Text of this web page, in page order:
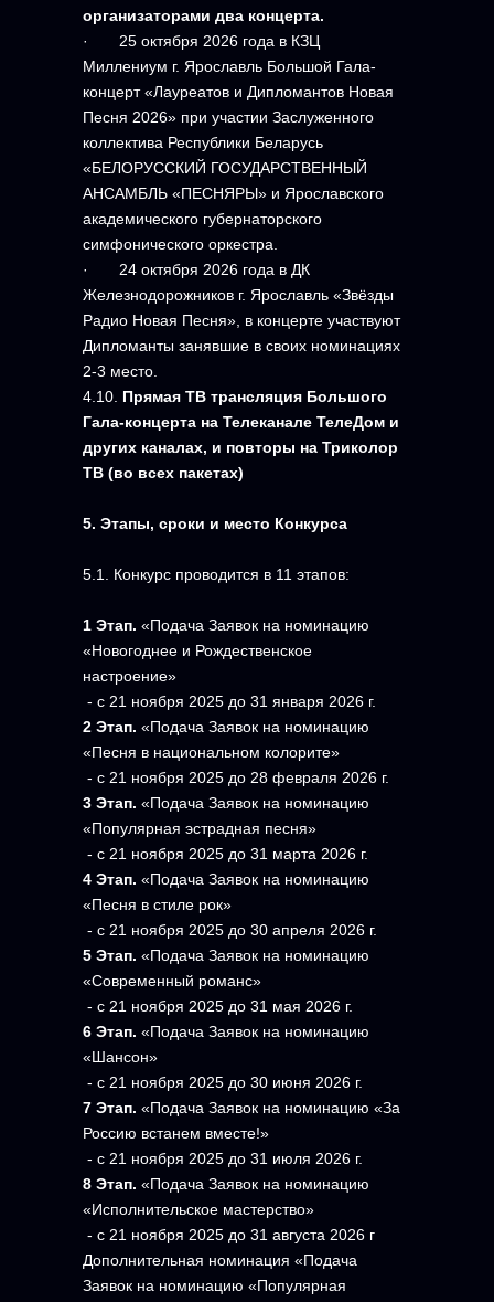
организаторами два концерта.
· 25 октября 2026 года в КЗЦ
Миллениум г. Ярославль Большой Гала-
концерт «Лауреатов и Дипломантов Новая
Песня 2026» при участии Заслуженного
коллектива Республики Беларусь
«БЕЛОРУССКИЙ ГОСУДАРСТВЕННЫЙ
АНСАМБЛЬ «ПЕСНЯРЫ» и Ярославского
академического губернаторского
симфонического оркестра.
· 24 октября 2026 года в ДК
Железнодорожников г. Ярославль «Звёзды
Радио Новая Песня», в концерте участвуют
Дипломанты занявшие в своих номинациях
2-3 место.
4.10. Прямая ТВ трансляция Большого
Гала-концерта на Телеканале ТелеДом и
других каналах, и повторы на Триколор
ТВ (во всех пакетах)
5. Этапы, сроки и место Конкурса
5.1. Конкурс проводится в 11 этапов:
1 Этап. «Подача Заявок на номинацию
«Новогоднее и Рождественское
настроение»
- с 21 ноября 2025 до 31 января 2026 г.
2 Этап. «Подача Заявок на номинацию
«Песня в национальном колорите»
- с 21 ноября 2025 до 28 февраля 2026 г.
3 Этап. «Подача Заявок на номинацию
«Популярная эстрадная песня»
- с 21 ноября 2025 до 31 марта 2026 г.
4 Этап. «Подача Заявок на номинацию
«Песня в стиле рок»
- с 21 ноября 2025 до 30 апреля 2026 г.
5 Этап. «Подача Заявок на номинацию
«Современный романс»
- с 21 ноября 2025 до 31 мая 2026 г.
6 Этап. «Подача Заявок на номинацию
«Шансон»
- с 21 ноября 2025 до 30 июня 2026 г.
7 Этап. «Подача Заявок на номинацию «За
Россию встанем вместе!»
- с 21 ноября 2025 до 31 июля 2026 г.
8 Этап. «Подача Заявок на номинацию
«Исполнительское мастерство»
- с 21 ноября 2025 до 31 августа 2026 г
Дополнительная номинация «Подача
Заявок на номинацию «Популярная